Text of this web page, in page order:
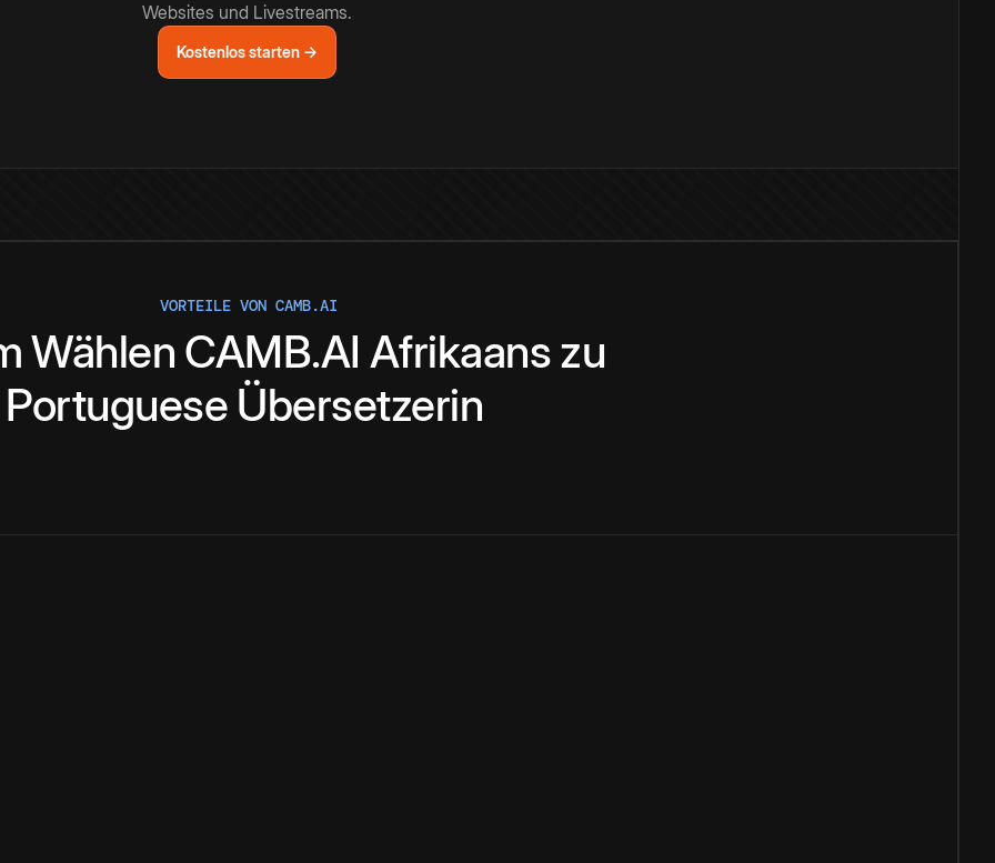
Websites und Livestreams.
Kostenlos starten →
VORTEILE VON CAMB.AI
Wählen CAMB.AI Afrikaanszu
Portuguese Übersetzerin